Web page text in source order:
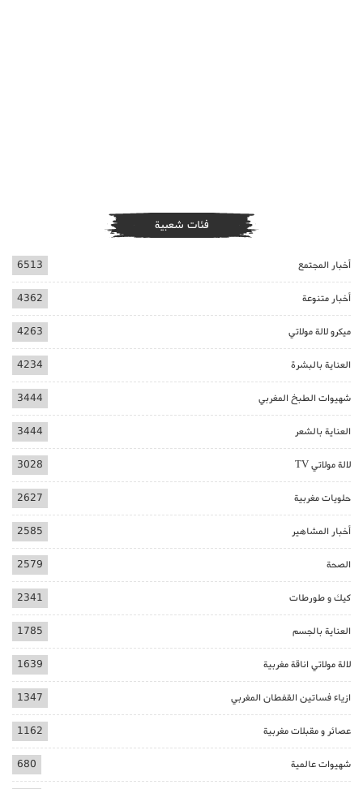
فئات شعبية
أخبار المجتمع 6513
أخبار متنوعة 4362
ميكرو لالة مولاتي 4263
العناية بالبشرة 4234
شهيوات الطبخ المغربي 3444
العناية بالشعر 3444
لالة مولاتي TV 3028
حلويات مغربية 2627
أخبار المشاهير 2585
الصحة 2579
كيك و طورطات 2341
العناية بالجسم 1785
لالة مولاتي اناقة مغربية 1639
ازياء فساتين القفطان المغربي 1347
عصائر و مقبلات مغربية 1162
شهيوات عالمية 680